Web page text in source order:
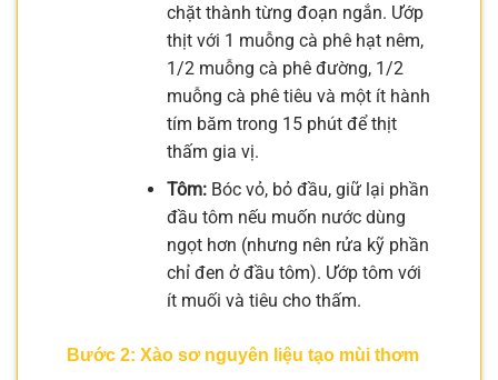
chặt thành từng đoạn ngắn. Ướp
thịt với 1 muỗng cà phê hạt nêm,
1/2 muỗng cà phê đường, 1/2
muỗng cà phê tiêu và một ít hành
tím băm trong 15 phút để thịt
thấm gia vị.
Tôm:Bóc vỏ, bỏ đầu, giữ lại phần
đầu tôm nếu muốn nước dùng
ngọt hơn (nhưng nên rửa kỹ phần
chỉ đen ở đầu tôm). Ướp tôm với
ít muối và tiêu cho thấm.
Bước 2: Xào sơ nguyên liệu tạo mùi thơm